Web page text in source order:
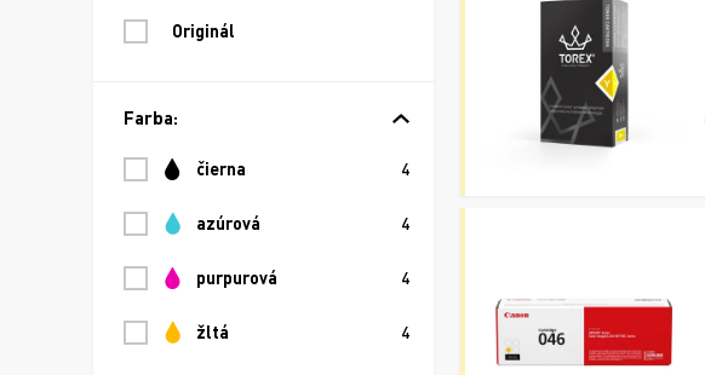
Originál
Farba:
čierna 4
azúrová 4
purpurová 4
žltá 4